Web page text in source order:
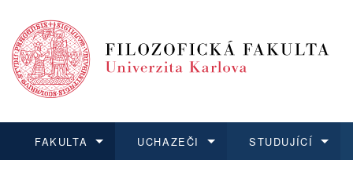
FAKULTA UCHAZEČI STUDUJÍCÍ